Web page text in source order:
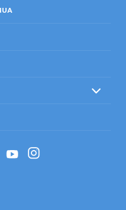
YouTubeInstagram